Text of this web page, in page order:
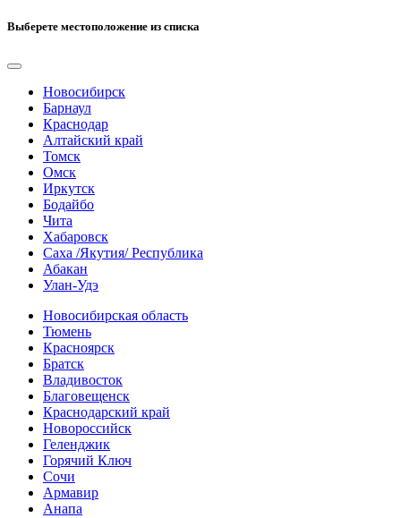
Выберете местоположение из списка
Новосибирск
Барнаул
Краснодар
Алтайский край
Томск
Омск
Иркутск
Бодайбо
Чита
Хабаровск
Саха /Якутия/ Республика
Абакан
Улан-Удэ
Новосибирская область
Тюмень
Красноярск
Братск
Владивосток
Благовещенск
Краснодарский край
Новороссийск
Геленджик
Горячий Ключ
Сочи
Армавир
Анапа